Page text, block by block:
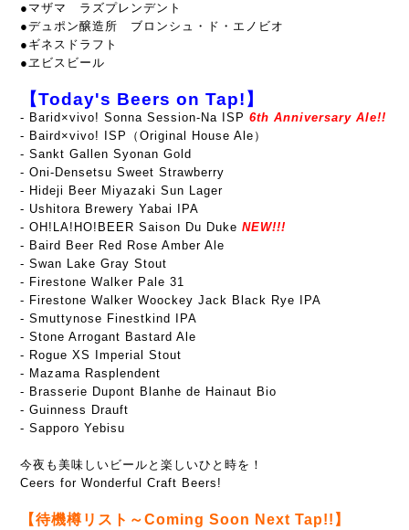
●マザマ ラズプレンデント
●デュポン醸造所 ブロンシュ・ド・エノビオ
●ギネスドラフト
●ヱビスビール
【Today's Beers on Tap!】
- Barid×vivo! Sonna Session-Na ISP 6th Anniversary Ale!!
- Baird×vivo! ISP（Original House Ale）
- Sankt Gallen Syonan Gold
- Oni-Densetsu Sweet Strawberry
- Hideji Beer Miyazaki Sun Lager
- Ushitora Brewery Yabai IPA
- OH!LA!HO!BEER Saison Du Duke NEW!!!
- Baird Beer Red Rose Amber Ale
- Swan Lake Gray Stout
- Firestone Walker Pale 31
- Firestone Walker Woockey Jack Black Rye IPA
- Smuttynose Finestkind IPA
- Stone Arrogant Bastard Ale
- Rogue XS Imperial Stout
- Mazama Rasplendent
- Brasserie Dupont Blanhe de Hainaut Bio
- Guinness Drauft
- Sapporo Yebisu
今夜も美味しいビールと楽しいひと時を！
Ceers for Wonderful Craft Beers!
【待機樽リスト～Coming Soon Next Tap!!】